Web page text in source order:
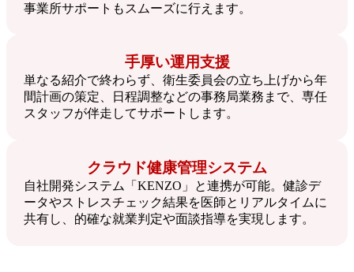
事業所サポートもスムーズに行えます。
手厚い運用支援
単なる紹介で終わらず、衛生委員会の立ち上げから年
間計画の策定、日程調整などの事務局業務まで、専任
スタッフが伴走してサポートします。
クラウド健康管理システム
自社開発システム「KENZO」と連携が可能。健診デ
ータやストレスチェック結果を医師とリアルタイムに
共有し、的確な就業判定や面談指導を実現します。